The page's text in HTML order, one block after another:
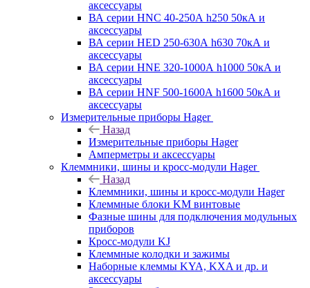
аксессуары
ВА серии HNC 40-250А h250 50кА и
аксессуары
ВА серии HED 250-630А h630 70кА и
аксессуары
ВА серии HNE 320-1000А h1000 50кА и
аксессуары
ВА серии HNF 500-1600А h1600 50кА и
аксессуары
Измерительные приборы Hager
Назад
Измерительные приборы Hager
Амперметры и аксессуары
Клеммники, шины и кросс-модули Hager
Назад
Клеммники, шины и кросс-модули Hager
Клеммные блоки KM винтовые
Фазные шины для подключения модульных
приборов
Кросс-модули KJ
Клеммные колодки и зажимы
Наборные клеммы KYA, KXA и др. и
аксессуары